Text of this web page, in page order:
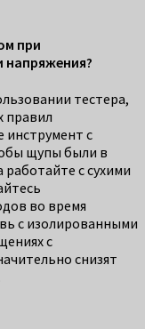
при
напряжения?
тестера,
правил
инструмент с
щупы были в
с сухими
во время
с изолированными
с
снизят